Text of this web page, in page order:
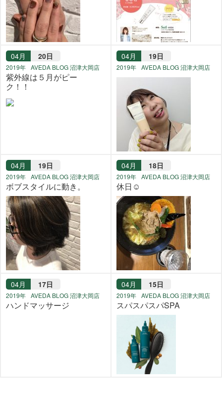
04月 20日
2019年 AVEDA BLOG 沼津大岡店
紫外線は５月がピー
ク！！
04月 19日
2019年 AVEDA BLOG 沼津大岡店
04月 19日
2019年 AVEDA BLOG 沼津大岡店
ボブスタイルに動き。
04月 18日
2019年 AVEDA BLOG 沼津大岡店
休日☺︎︎
04月 17日
2019年 AVEDA BLOG 沼津大岡店
ハンドマッサージ
04月 15日
2019年 AVEDA BLOG 沼津大岡店
スパスパスパSPA